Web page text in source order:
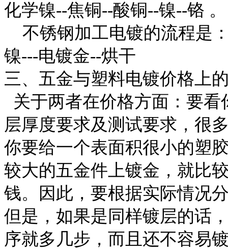
化学镍--焦铜--酸铜--镍--铬 。
不锈钢加工电镀的流程是
镍---电镀金--烘干
三、五金与塑料电镀价格上
关于两者在价格方面：要
层厚度要求及测试要求，很
你要给一个表面积很小的塑
较大的五金件上镀金，就比
钱。因此，要根据实际情况
但是，如果是同样镀层的话
序就多几步，而且还不容易